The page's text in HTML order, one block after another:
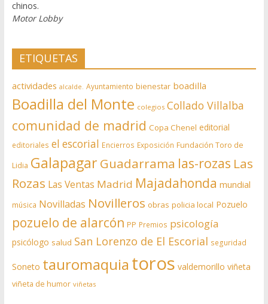
chinos.
Motor Lobby
ETIQUETAS
actividades alcalde. Ayuntamiento bienestar boadilla
Boadilla del Monte colegios Collado Villalba
comunidad de madrid Copa Chenel editorial
editoriales el escorial Encierros Exposición Fundación Toro de
Lidia Galapagar Guadarrama las-rozas Las
Rozas Las Ventas Madrid Majadahonda mundial
música Novilladas Novilleros obras policia local Pozuelo
pozuelo de alarcón PP Premios psicología
psicólogo salud San Lorenzo de El Escorial seguridad
Soneto tauromaquia toros valdemorillo viñeta
viñeta de humor viñetas